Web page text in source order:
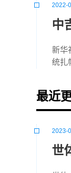
2022-
中
新华
统扎
最近
2023-
世